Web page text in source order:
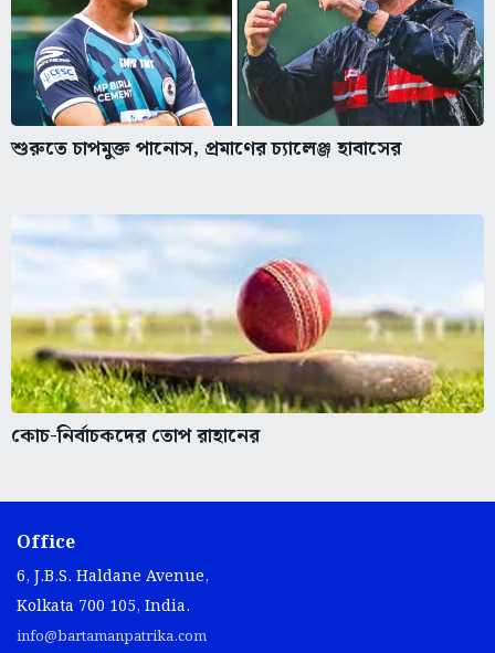
শুরুতে চাপমুক্ত পানোস, প্রমাণের চ্যালেঞ্জ হাবাসের
কোচ-নির্বাচকদের তোপ রাহানের
Office
6, J.B.S. Haldane Avenue,
Kolkata 700 105, India.
info@bartamanpatrika.com